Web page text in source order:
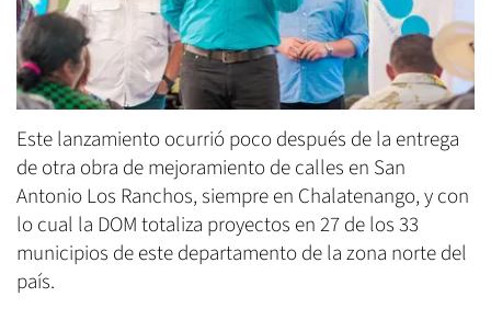
Este lanzamiento ocurrió poco después de la entrega
de otra obra de mejoramiento de calles en San
Antonio Los Ranchos, siempre en Chalatenango, y con
lo cual la DOM totaliza proyectos en 27 de los 33
municipios de este departamento de la zona norte del
país.